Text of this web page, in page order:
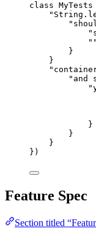
class
""
}
}
"and
}
}
}
})
Feature Spec
Section titled